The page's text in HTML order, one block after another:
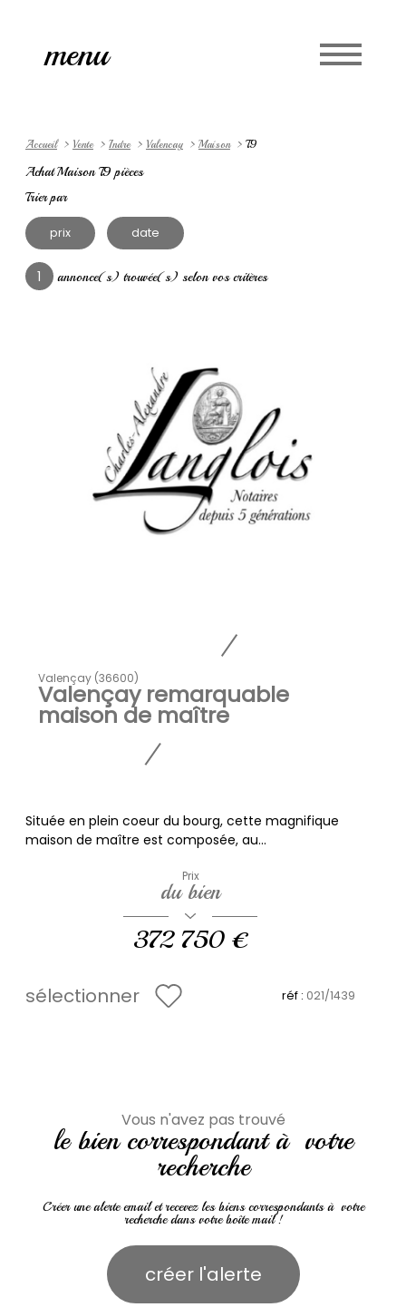
menu
Accueil Vente Indre Valencay Maison T9
Achat Maison T9 pièces
Trier par
prix date
1 annonce(s) trouvée(s) selon vos critères
Valençay (36600)
Valençay remarquable
maison de maître
Située en plein coeur du bourg, cette magnifique
maison de maître est composée, au...
Prix
du bien
372 750 €
sélectionner réf : 021/1439
Vous n'avez pas trouvé
le bien correspondant à votre
recherche
Créer une alerte email et recevez les biens correspondants à votre
recherche dans votre boîte mail !
créer l'alerte